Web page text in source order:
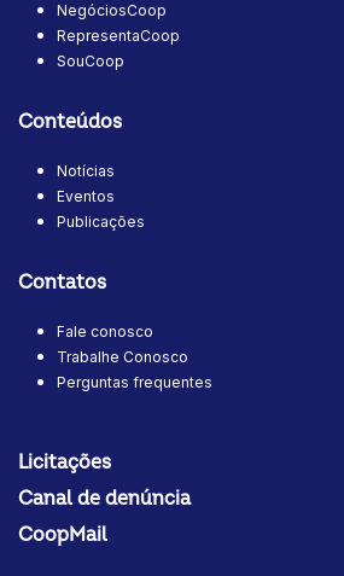
NegóciosCoop
RepresentaCoop
SouCoop
Conteúdos
Notícias
Eventos
Publicações
Contatos
Fale conosco
Trabalhe Conosco
Perguntas frequentes
Licitações
Canal de denúncia
CoopMail